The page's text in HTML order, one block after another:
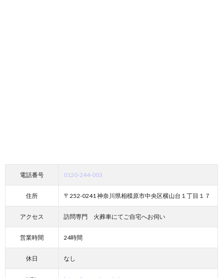
電話番号 0120-244-003
住所 〒252-0241 神奈川県相模原市中央区横山台１丁目１７
アクセス 訪問専門 火葬車にてご自宅へお伺い
営業時間 24時間
休日 なし